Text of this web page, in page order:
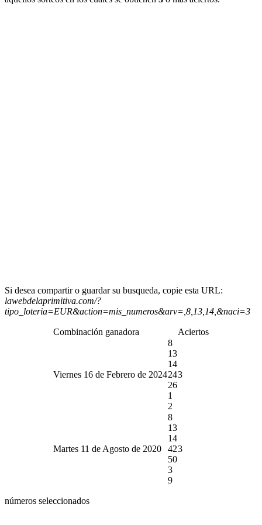
Si desea compartir o guardar su busqueda, copie esta URL:
lawebdelaprimitiva.com/?
tipo_loteria=EUR&action=mis_numeros&arv=,8,13,14,&naci=3
Combinación ganadora Aciertos
Viernes 16 de Febrero de 2024
8
13
14
24
26
1
2
3
Martes 11 de Agosto de 2020
8
13
14
42
50
3
9
3
números seleccionados